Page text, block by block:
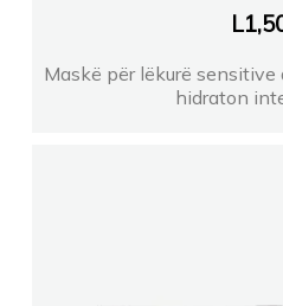
L
Maskë për lëkurë sensitive
hidraton